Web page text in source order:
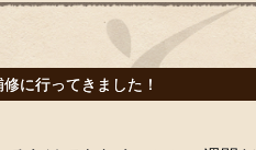
に行ってきました！